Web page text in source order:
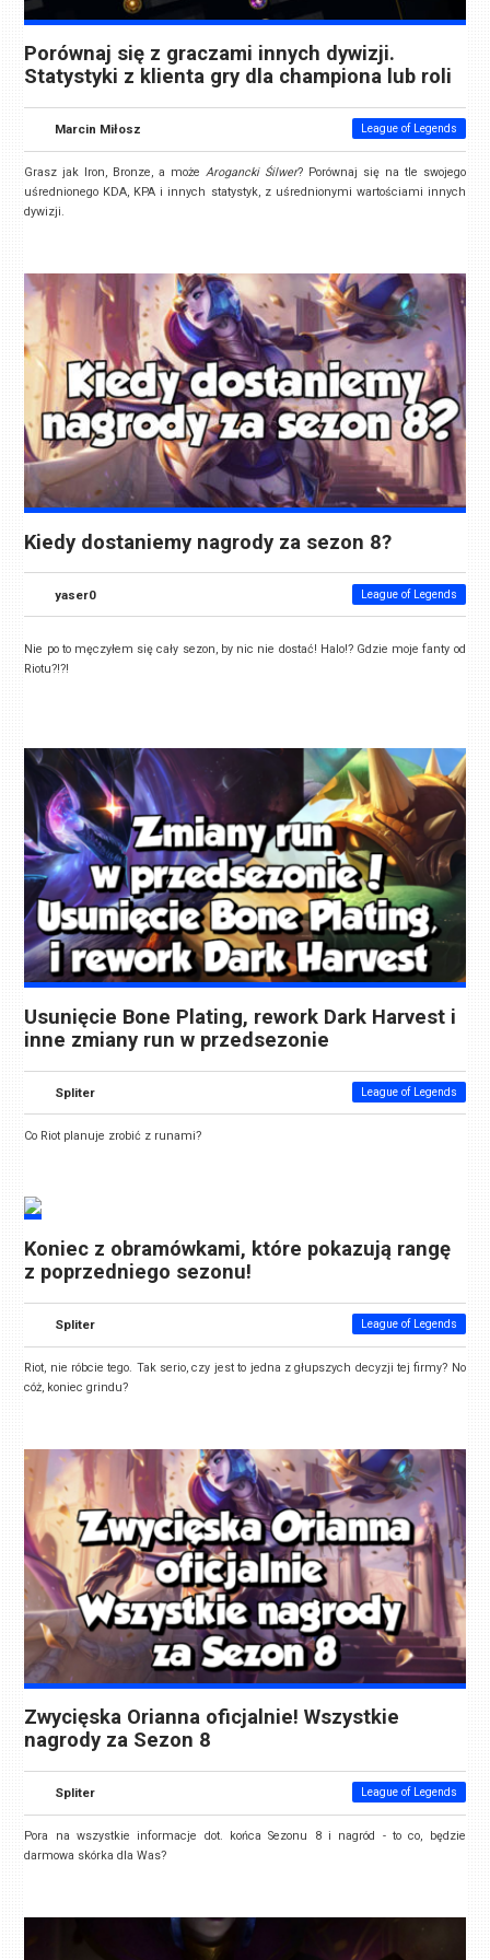
Porównaj się z graczami innych dywizji.
Statystyki z klienta gry dla championa lub roli
Marcin Miłosz League of Legends
Grasz jak Iron, Bronze, a może Arogancki Śilwer? Porównaj się na tle swojego
uśrednionego KDA, KPA i innych statystyk, z uśrednionymi wartościami innych
dywizji.
Kiedy dostaniemy nagrody za sezon 8?
yaser0 League of Legends
Nie po to męczyłem się cały sezon, by nic nie dostać! Halo!? Gdzie moje fanty od
Riotu?!?!
Usunięcie Bone Plating, rework Dark Harvest i
inne zmiany run w przedsezonie
Spliter League of Legends
Co Riot planuje zrobić z runami?
Koniec z obramówkami, które pokazują rangę
z poprzedniego sezonu!
Spliter League of Legends
Riot, nie róbcie tego. Tak serio, czy jest to jedna z głupszych decyzji tej firmy? No
cóż, koniec grindu?
Zwycięska Orianna oficjalnie! Wszystkie
nagrody za Sezon 8
Spliter League of Legends
Pora na wszystkie informacje dot. końca Sezonu 8 i nagród - to co, będzie
darmowa skórka dla Was?